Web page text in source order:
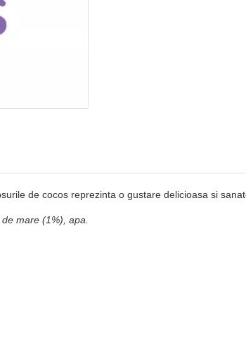
de cocos reprezinta o gustare delicioasa si
mare (1%), apa.